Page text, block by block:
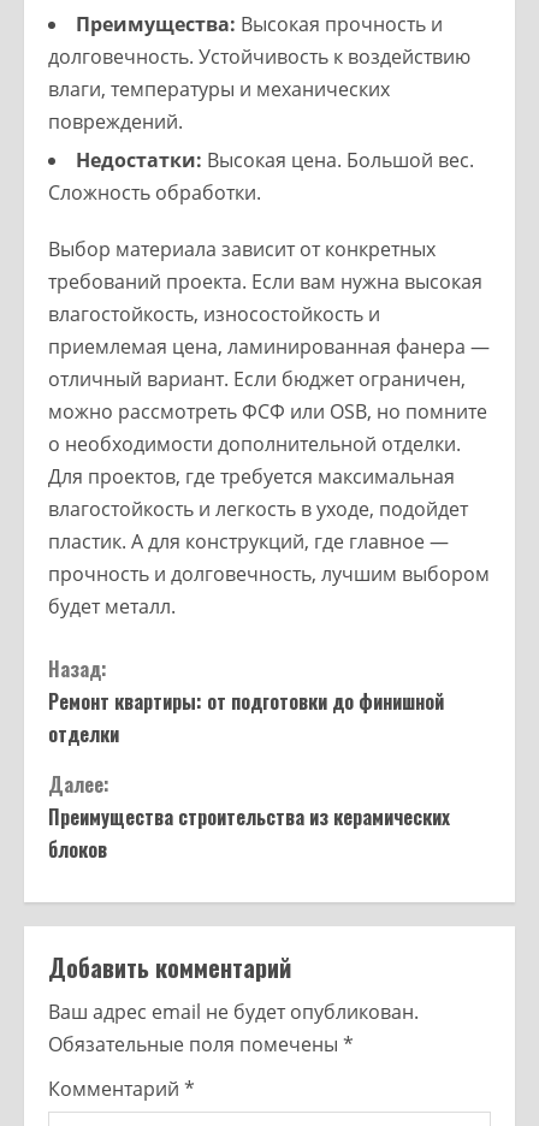
Преимущества: Высокая прочность и
долговечность. Устойчивость к воздействию
влаги, температуры и механических
повреждений.
Недостатки: Высокая цена. Большой вес.
Сложность обработки.
Выбор материала зависит от конкретных
требований проекта. Если вам нужна высокая
влагостойкость, износостойкость и
приемлемая цена, ламинированная фанера —
отличный вариант. Если бюджет ограничен,
можно рассмотреть ФСФ или OSB, но помните
о необходимости дополнительной отделки.
Для проектов, где требуется максимальная
влагостойкость и легкость в уходе, подойдет
пластик. А для конструкций, где главное —
прочность и долговечность, лучшим выбором
будет металл.
Назад:
Ремонт квартиры: от подготовки до финишной
отделки
Далее:
Преимущества строительства из керамических
блоков
Добавить комментарий
Ваш адрес email не будет опубликован.
Обязательные поля помечены *
Комментарий *